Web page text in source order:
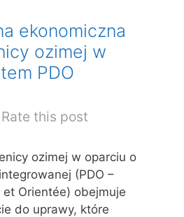
ekonomiczna
ozimej w
PDO
Rate this post
ozimej w oparciu o
(PDO –
Orientée) obejmuje
do uprawy, które